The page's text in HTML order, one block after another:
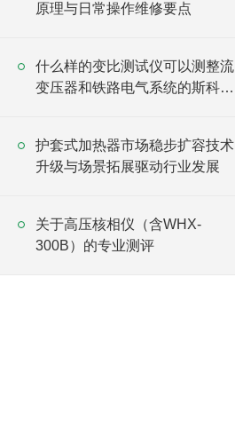
原理与日常操作维修要点
什么样的变比测试仪可以测整流
变压器和铁路电气系统的斯科特
护套式加热器市场稳步扩容技术
升级与场景拓展驱动行业发展
关于高压核相仪（含WHX-
300B）的专业测评